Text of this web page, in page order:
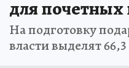
для
На подготовку
власти выделят